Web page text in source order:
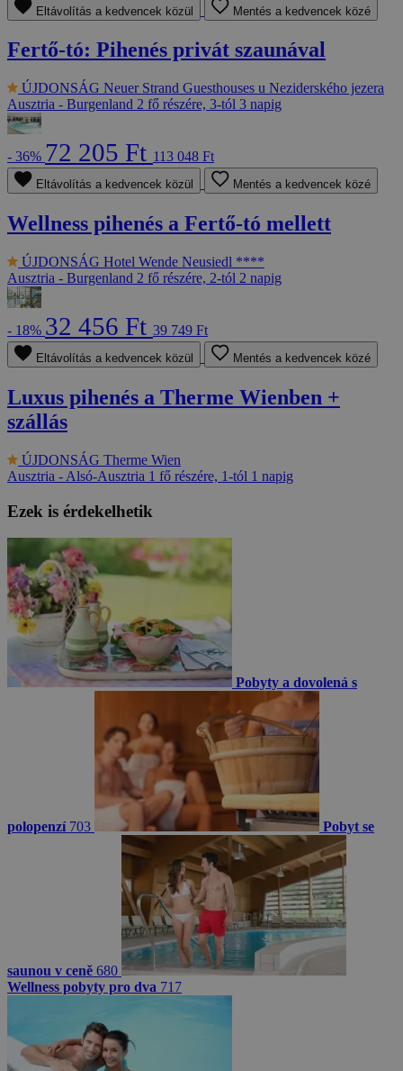
Eltávolítás a kedvencek közül Mentés a kedvencek közé
Fertő-tó: Pihenés privát szaunával
ÚJDONSÁG Neuer Strand Guesthouses u Neziderského jezera
Ausztria - Burgenland 2 fő részére, 3-tól 3 napig
- 36% 72 205 Ft 113 048 Ft
Eltávolítás a kedvencek közül Mentés a kedvencek közé
Wellness pihenés a Fertő-tó mellett
ÚJDONSÁG Hotel Wende Neusiedl ****
Ausztria - Burgenland 2 fő részére, 2-tól 2 napig
- 18% 32 456 Ft 39 749 Ft
Eltávolítás a kedvencek közül Mentés a kedvencek közé
Luxus pihenés a Therme Wienben +
szállás
ÚJDONSÁG Therme Wien
Ausztria - Alsó-Ausztria 1 fő részére, 1-tól 1 napig
Ezek is érdekelhetik
Pobyty a dovolená s
polopenzí 703 Pobyt se
saunou v ceně 680
Wellness pobyty pro dva 717